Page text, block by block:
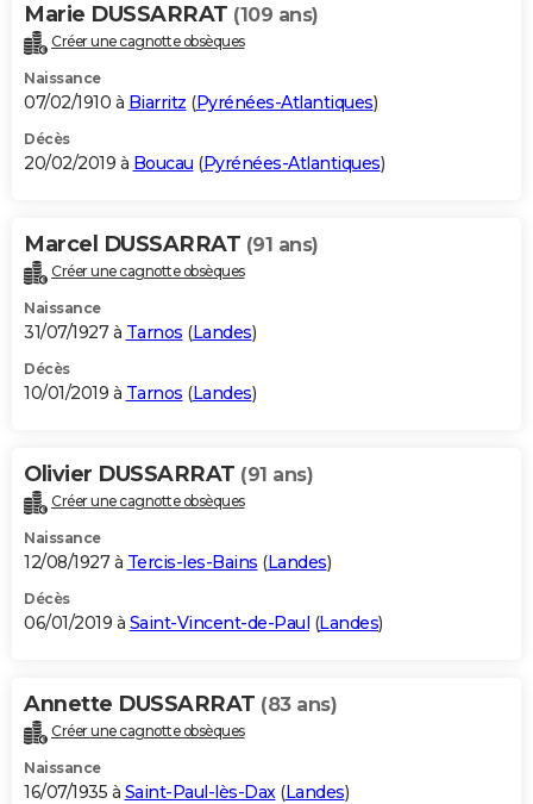
Marie DUSSARRAT (109 ans)
Créer une cagnotte obsèques
Naissance
07/02/1910 à Biarritz (Pyrénées-Atlantiques)
Décès
20/02/2019 à Boucau (Pyrénées-Atlantiques)
Marcel DUSSARRAT (91 ans)
Créer une cagnotte obsèques
Naissance
31/07/1927 à Tarnos (Landes)
Décès
10/01/2019 à Tarnos (Landes)
Olivier DUSSARRAT (91 ans)
Créer une cagnotte obsèques
Naissance
12/08/1927 à Tercis-les-Bains (Landes)
Décès
06/01/2019 à Saint-Vincent-de-Paul (Landes)
Annette DUSSARRAT (83 ans)
Créer une cagnotte obsèques
Naissance
16/07/1935 à Saint-Paul-lès-Dax(Landes)